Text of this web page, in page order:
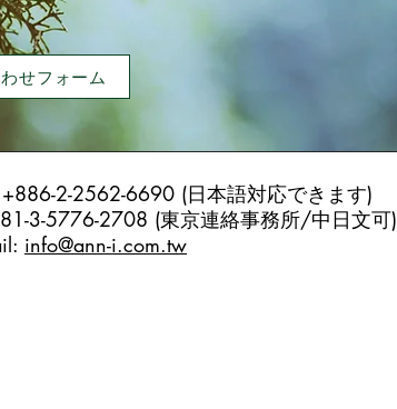
せフォーム
2-2562-6690 (日本語対応できます)
3-5776-2708 (東京連絡事務所/中日文可)
info@ann-i.com.tw